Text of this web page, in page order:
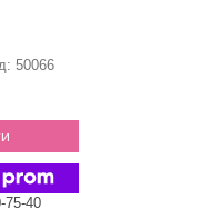
50066
75-40